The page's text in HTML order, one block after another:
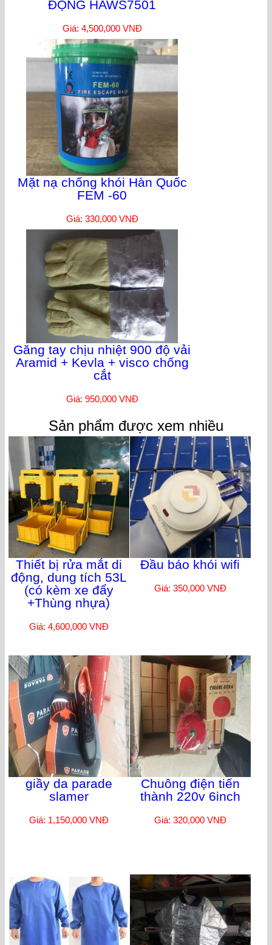
ĐỘNG HAWS7501
Giá: 4,500,000 VNĐ
Mặt nạ chống khói Hàn Quốc
FEM -60
Giá: 330,000 VNĐ
Găng tay chịu nhiệt 900 độ vải
Aramid + Kevla + visco chống
cắt
Giá: 950,000 VNĐ
Sản phẩm được xem nhiều
Thiết bị rửa mắt di
động, dung tích 53L
(có kèm xe đẩy
+Thùng nhựa)
Giá: 4,600,000 VNĐ
Đầu báo khói wifi
Giá: 350,000 VNĐ
giầy da parade
slamer
Giá: 1,150,000 VNĐ
Chuông điện tiến
thành 220v 6inch
Giá: 320,000 VNĐ